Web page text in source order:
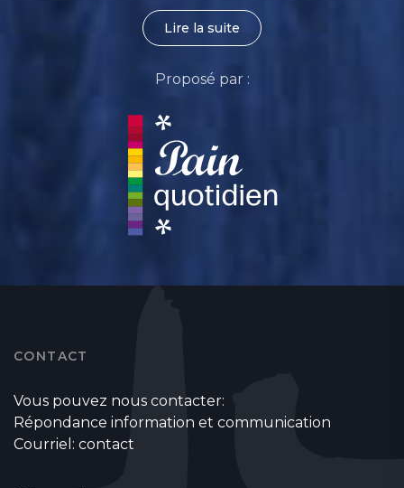
Lire la suite
Proposé par :
CONTACT
Vous pouvez nous contacter:
Répondance information et communication
Courriel: contact